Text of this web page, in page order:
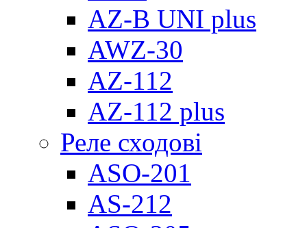
AZ-B UNI plus
AWZ-30
AZ-112
AZ-112 plus
Реле сходові
ASO-201
AS-212